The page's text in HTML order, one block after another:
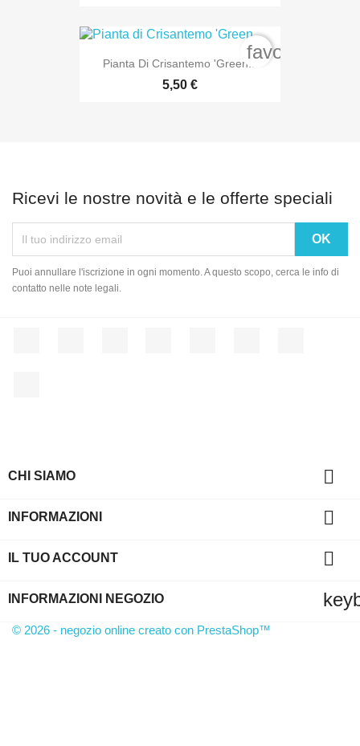
Pianta Di Crisantemo 'Green...
5,50 €
Ricevi le nostre novità e le offerte speciali
Puoi annullare l'iscrizione in ogni momento. A questo scopo, cerca le info di
contatto nelle note legali.
CHI SIAMO 
INFORMAZIONI 
IL TUO ACCOUNT 
INFORMAZIONI NEGOZIO
© 2026 - negozio online creato con PrestaShop™